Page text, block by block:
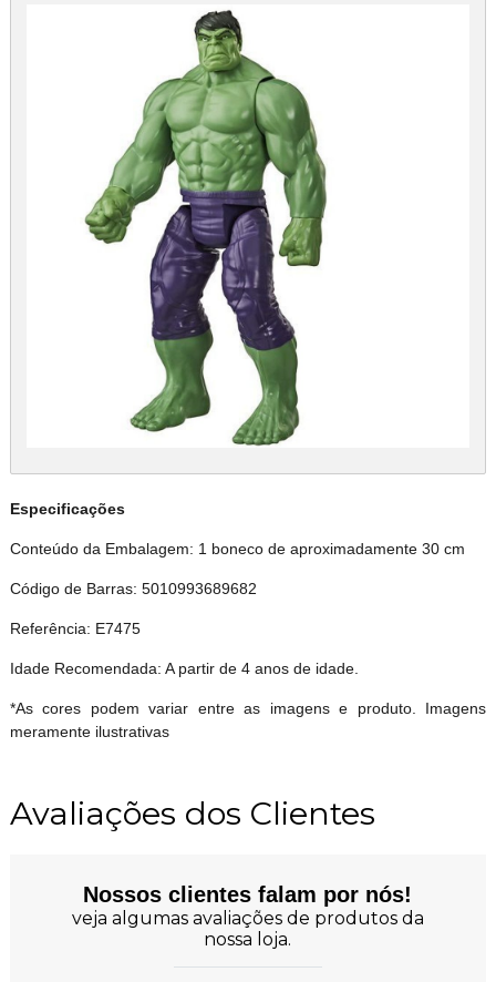
Especificações
Conteúdo da Embalagem: 1 boneco de aproximadamente 30 cm
Código de Barras: 5010993689682
Referência: E7475
Idade Recomendada: A partir de 4 anos de idade.
*As cores podem variar entre as imagens e produto. Imagens
meramente ilustrativas
Avaliações dos Clientes
Nossos clientes falam por nós!
veja algumas avaliações de produtos da
nossa loja.